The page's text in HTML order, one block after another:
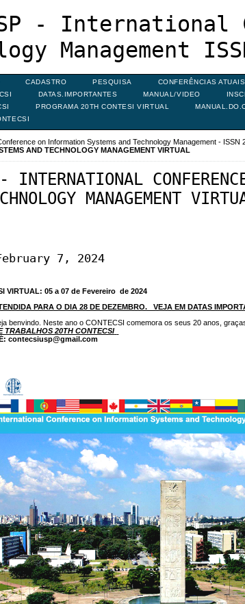
USP -
Management
CADASTRO PESQUISA CONFERÊNCIAS ATUAIS
DATAS.IMPORTANTES MANUAL/VIDEO
PROGRAMA 20TH CONTESI VIRTUAL
on Information Systems and Technology Management - ISSN
AND TECHNOLOGY MANAGEMENT VIRTUAL
MANAGEMENT
7, 2024
VIRTUAL: 05 a 07 de Fevereiro de 2024
PARA O DIA 28 DE DEZEMBRO. VEJA EM DATAS
benvindo. Neste ano o CONTECSI comemora os seus 20 anos,
TRABALHOS 20TH CONTECSI
contecsiusp@gmail.com